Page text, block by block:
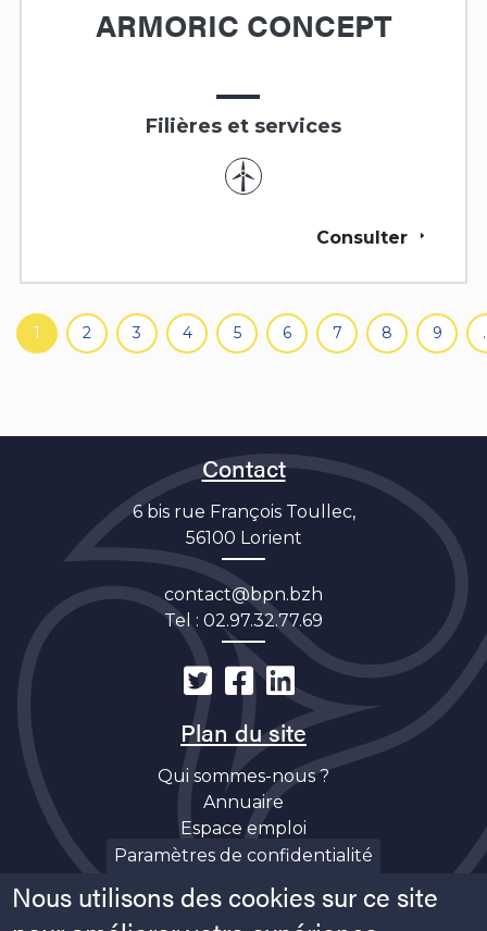
ARMORIC CONCEPT
Filières et services
Consulter
Pagination
1 2 3 4 5 6 7 8 9
Contact
6 bis rue François Toullec,
56100 Lorient
contact@bpn.bzh
Tel : 02.97.32.77.69
Plan du site
Qui sommes-nous ?
Annuaire
Espace emploi
Découverte
Paramètres de confidentialité
Nous utilisons des cookies sur ce site